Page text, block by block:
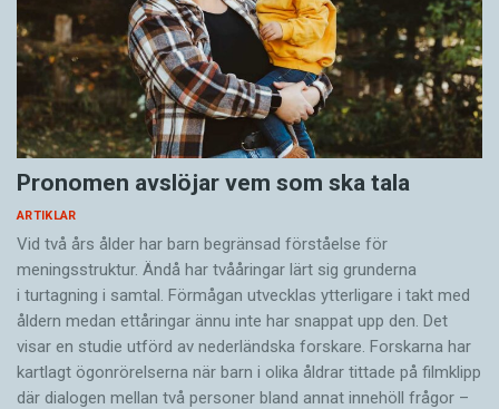
Pronomen avslöjar vem som ska tala
ARTIKLAR
Vid två års ålder har barn begränsad förståelse för
meningsstruktur. Ändå har tvååringar lärt sig grunderna
i turtagning i samtal. Förmågan utvecklas ytterligare i takt med
åldern medan ettåringar ännu inte har snappat upp den. Det
visar en studie utförd av nederländska forskare. Forskarna har
kartlagt ögonrörelserna när barn i olika åldrar tittade på filmklipp
där dialogen mellan två personer bland annat innehöll frågor –